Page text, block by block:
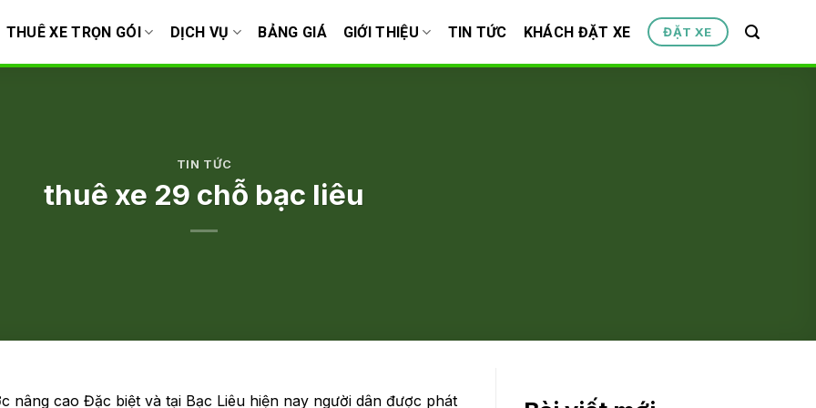
THUÊ XE TRỌN GÓI DỊCH VỤ BẢNG GIÁ GIỚI THIỆU TIN TỨC KHÁCH ĐẶT XE ĐẶT XE
TIN TỨC
thuê xe 29 chỗ bạc liêu
nâng cao Đặc biệt và tại Bạc Liêu hiện nay người dân được phát